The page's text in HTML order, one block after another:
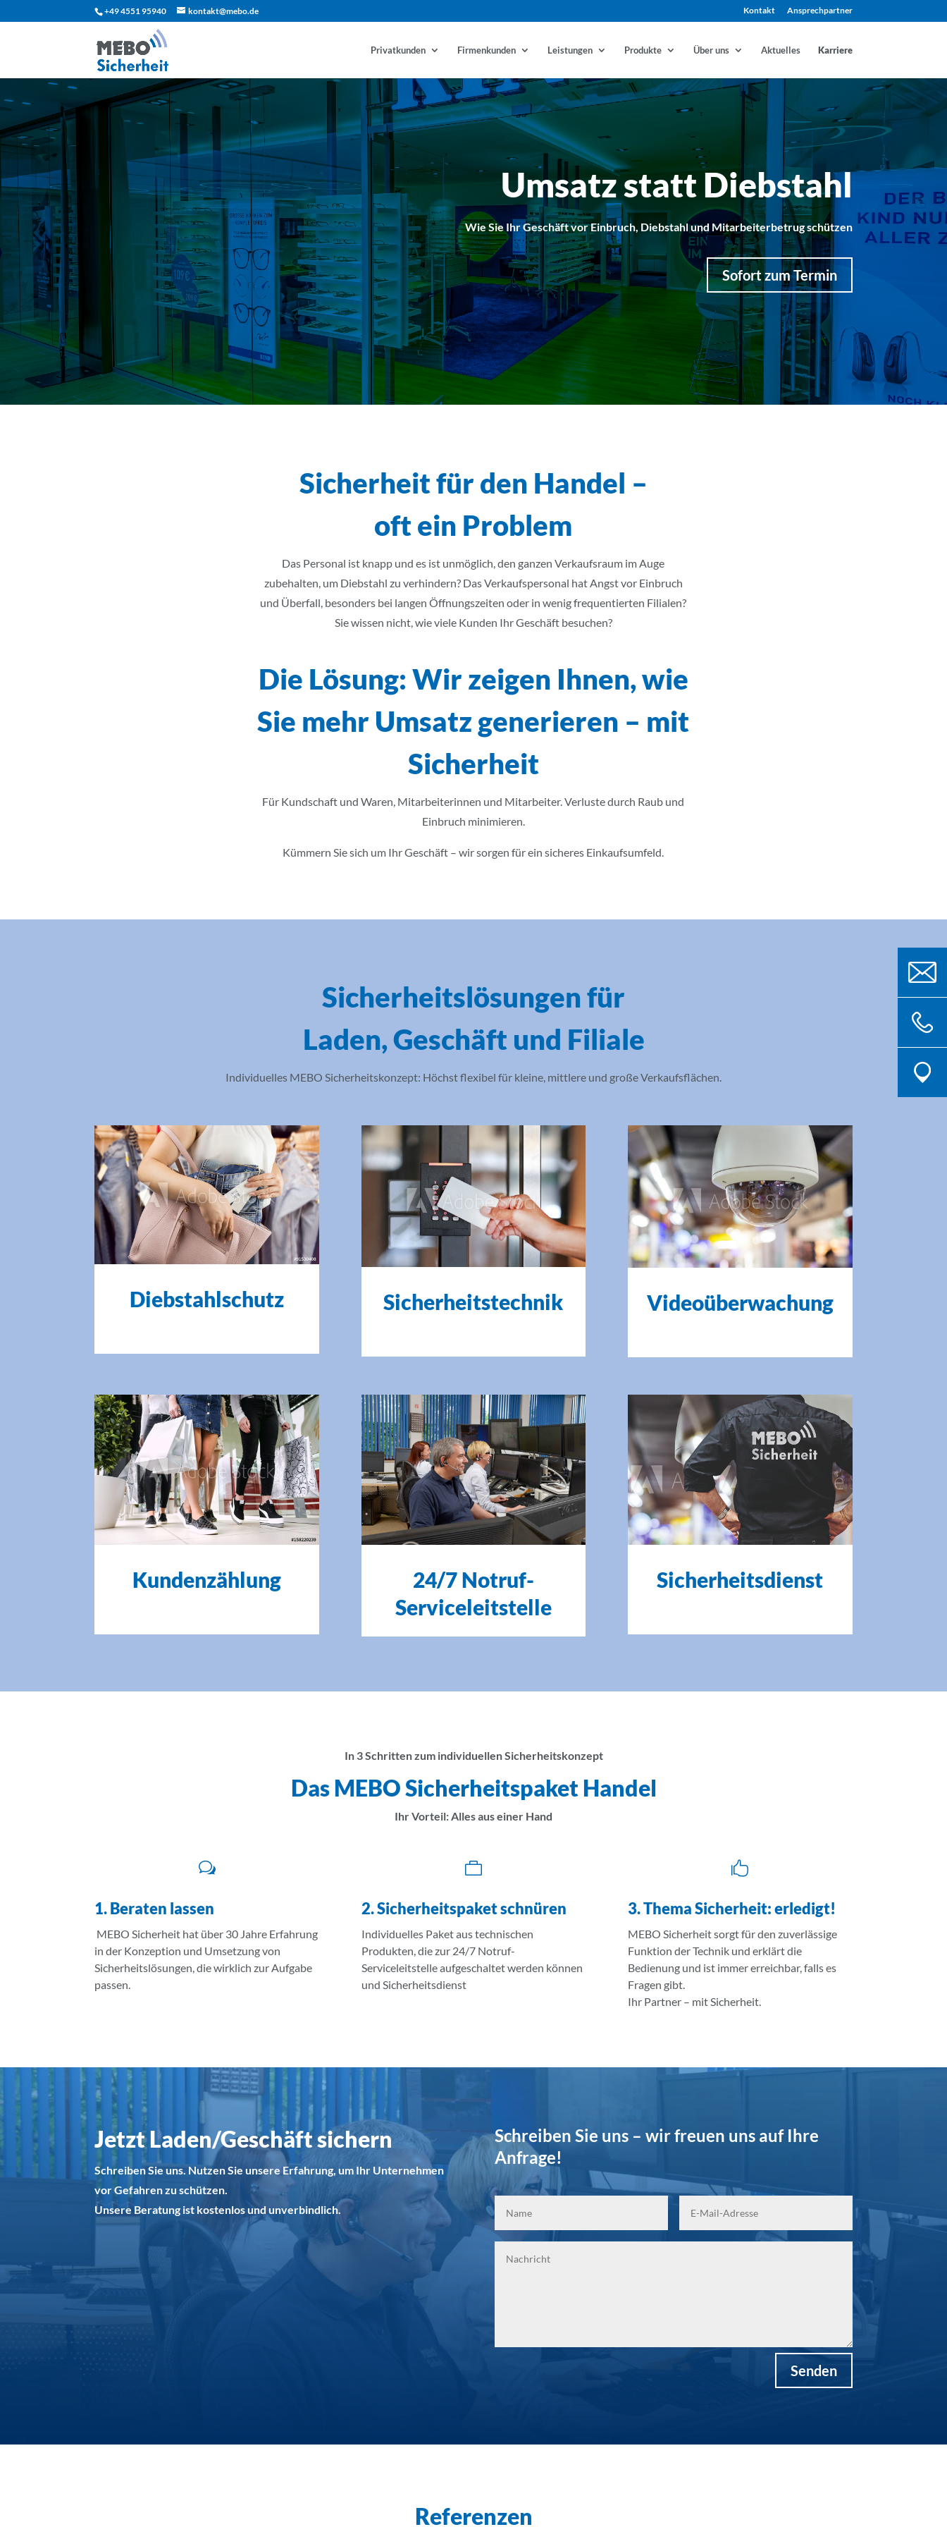
+49 4551 95940 kontakt@mebo.de Kontakt Ansprechpartner
Privatkunden Firmenkunden Leistungen Produkte Über uns Aktuelles Karriere
Umsatz statt Diebstahl
Wie Sie Ihr Geschäft vor Einbruch, Diebstahl und Mitarbeiterbetrug schützen
Sofort zum Termin
Sicherheit für den Handel –
oft ein Problem
Das Personal ist knapp und es ist unmöglich, den ganzen Verkaufsraum im Auge
zubehalten, um Diebstahl zu verhindern? Das Verkaufspersonal hat Angst vor Einbruch
und Überfall, besonders bei langen Öffnungszeiten oder in wenig frequentierten Filialen?
Sie wissen nicht, wie viele Kunden Ihr Geschäft besuchen?
Die Lösung: Wir zeigen Ihnen, wie
Sie mehr Umsatz generieren – mit
Sicherheit
Für Kundschaft und Waren, Mitarbeiterinnen und Mitarbeiter. Verluste durch Raub und
Einbruch minimieren.
Kümmern Sie sich um Ihr Geschäft – wir sorgen für ein sicheres Einkaufsumfeld.
Sicherheitslösungen für
Laden, Geschäft und Filiale
Individuelles MEBO Sicherheitskonzept: Höchst flexibel für kleine, mittlere und große Verkaufsflächen.
Diebstahlschutz Sicherheitstechnik Videoüberwachung
Kundenzählung
24/7 Notruf-
Serviceleitstelle
Sicherheitsdienst
In 3 Schritten zum individuellen Sicherheitskonzept
Das MEBO Sicherheitspaket Handel
Ihr Vorteil: Alles aus einer Hand
w
1. Beraten lassen
MEBO Sicherheit hat über 30 Jahre Erfahrung
in der Konzeption und Umsetzung von
Sicherheitslösungen, die wirklich zur Aufgabe
passen.

2. Sicherheitspaket schnüren
Individuelles Paket aus technischen
Produkten, die zur 24/7 Notruf-
Serviceleitstelle aufgeschaltet werden können
und Sicherheitsdienst

3. Thema Sicherheit: erledigt!
MEBO Sicherheit sorgt für den zuverlässige
Funktion der Technik und erklärt die
Bedienung und ist immer erreichbar, falls es
Fragen gibt.
Ihr Partner – mit Sicherheit.
Jetzt Laden/Geschäft sichern
Schreiben Sie uns. Nutzen Sie unsere Erfahrung, um Ihr Unternehmen
vor Gefahren zu schützen.
Unsere Beratung ist kostenlos und unverbindlich.
Schreiben Sie uns – wir freuen uns auf Ihre
Anfrage!
Senden
Referenzen